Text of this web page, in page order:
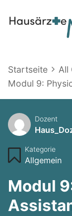
Startseite
All
Modul 9:
Dozent
Kategorie
Allgemein
Modul